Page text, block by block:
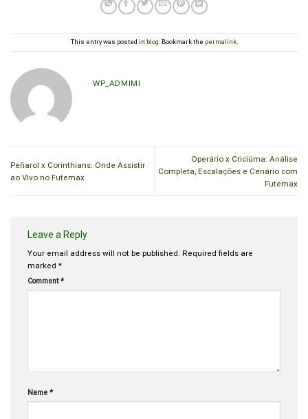
This entry was posted in blog . Bookmark the permalink.
WP_ADMIMI
Peñarol x Corinthians: Onde Assistir
ao Vivo no Futemax
Operário x Criciúma: Análise
Completa, Escalações e Cenário com
Futemax
Leave a Reply
Your email address will not be published. Required fields are
marked *
Comment*
Name *